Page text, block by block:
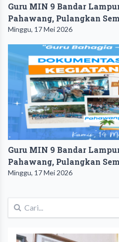
Guru MIN 9 Bandar
Pahawang, Pulangkan
Minggu, 17 Mei 2026
Guru MIN 9 Bandar
Pahawang, Pulangkan
Minggu, 17 Mei 2026